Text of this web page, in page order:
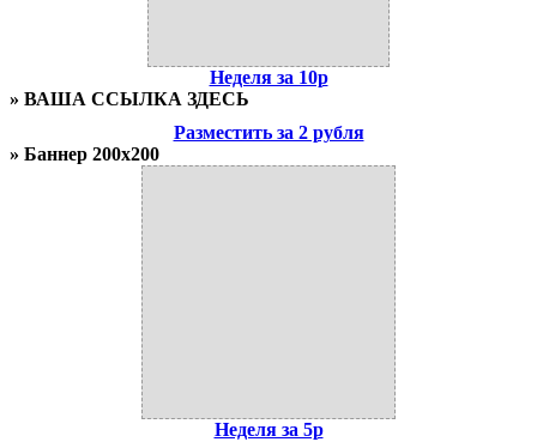
Неделя за 10р
» ВАША ССЫЛКА ЗДЕСЬ
Разместить за 2 рубля
» Баннер 200x200
Неделя за 5р